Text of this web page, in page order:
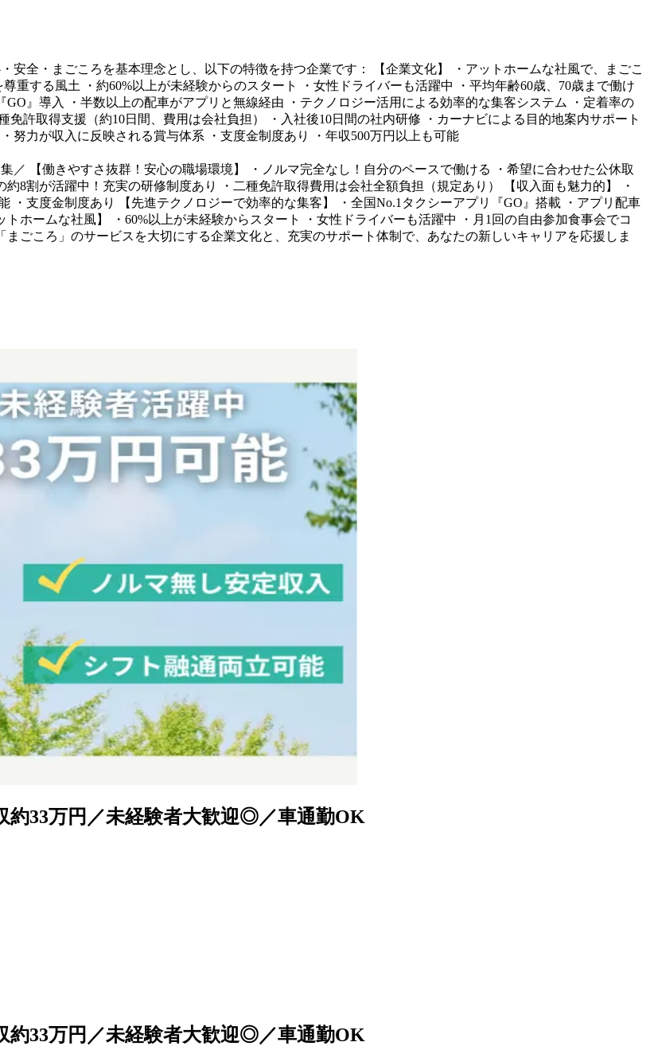
安全・まごころを基本理念とし、以下の特徴を持つ企業です： 【企業文化】 ・アットホームな社風で、まごこ
重する風土 ・約60%以上が未経験からのスタート ・女性ドライバーも活躍中 ・平均年齢60歳、70歳まで働け
』導入 ・半数以上の配車がアプリと無線経由 ・テクノロジー活用による効率的な集客システム ・定着率の
許取得支援（約10日間、費用は会社負担） ・入社後10日間の社内研修 ・カーナビによる目的地案内サポート
努力が収入に反映される賞与体系 ・支度金制度あり ・年収500万円以上も可能
／ 【働きやすさ抜群！安心の職場環境】 ・ノルマ完全なし！自分のペースで働ける ・希望に合わせた公休取
8割が活躍中！充実の研修制度あり ・二種免許取得費用は会社全額負担（規定あり） 【収入面も魅力的】 ・
・支度金制度あり 【先進テクノロジーで効率的な集客】 ・全国No.1タクシーアプリ『GO』搭載 ・アプリ配車
ホームな社風】 ・60%以上が未経験からスタート ・女性ドライバーも活躍中 ・月1回の自由参加食事会でコ
ごころ」のサービスを大切にする企業文化と、充実のサポート体制で、あなたの新しいキャリアを応援しま
33万円／未経験者大歓迎◎／車通勤OK
33万円／未経験者大歓迎◎／車通勤OK